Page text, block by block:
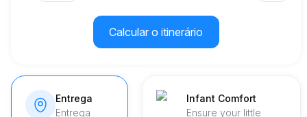
Calcular o itinerário
Entrega
Entrega
Infant Comfort
Ensure your little